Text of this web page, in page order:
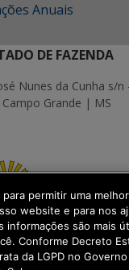
Anuais
DE FAZENDA
Nunes da Cunha s/
Grande | MS
permitir uma melhor
website e para nos
informações são mais
Conforme Decreto
da LGPD no